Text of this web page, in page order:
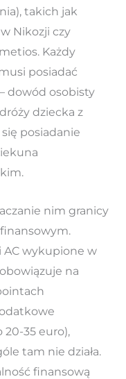
takich jak
Nikozji czy
Każdy
posiadać
dowód osobisty
dziecka z
posiadanie
nim granicy
AC wykupione w
na
20-35 euro),
tam nie działa.
finansową